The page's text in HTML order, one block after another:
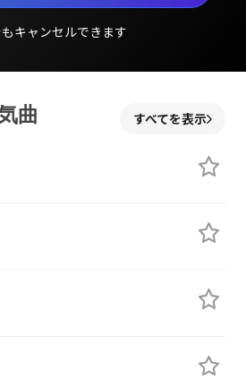
キャンセルできます
曲 すべてを表示